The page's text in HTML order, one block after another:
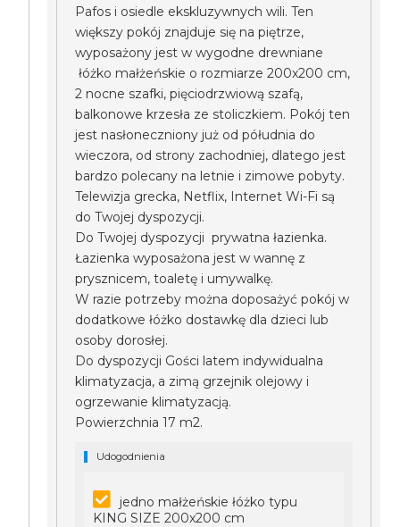
Pafos i osiedle ekskluzywnych wili. Ten
większy pokój znajduje się na piętrze,
wyposażony jest w wygodne drewniane
łóżko małżeńskie o rozmiarze 200x200 cm,
2 nocne szafki, pięciodrzwiową szafą,
balkonowe krzesła ze stoliczkiem. Pokój ten
jest nasłoneczniony już od półudnia do
wieczora, od strony zachodniej, dlatego jest
bardzo polecany na letnie i zimowe pobyty.
Telewizja grecka, Netflix, Internet Wi-Fi są
do Twojej dyspozycji.
Do Twojej dyspozycji prywatna łazienka.
Łazienka wyposażona jest w wannę z
prysznicem, toaletę i umywalkę.
W razie potrzeby można doposażyć pokój w
dodatkowe łóżko dostawkę dla dzieci lub
osoby dorosłej.
Do dyspozycji Gości latem indywidualna
klimatyzacja, a zimą grzejnik olejowy i
ogrzewanie klimatyzacją.
Powierzchnia 17 m2.
Udogodnienia
jedno małżeńskie łóżko typu
KING SIZE 200x200 cm